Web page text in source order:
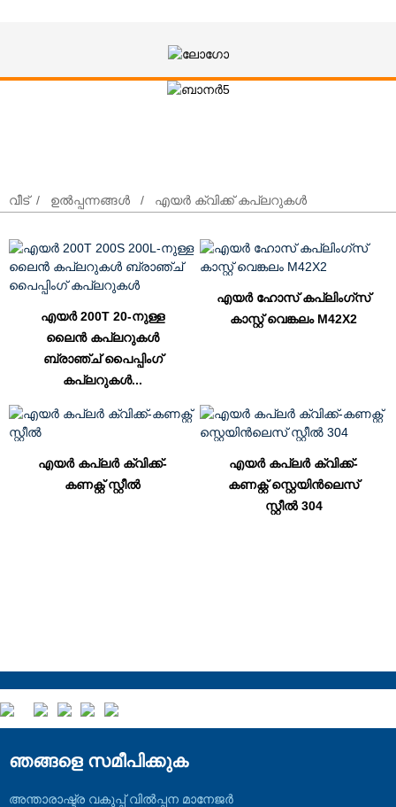
വീട് ഉൽപ്പന്നങ്ങൾ എയർ ക്വിക്ക് കപ്ലറുകൾ
എയർ 200T 20-നുള്ള
ലൈൻ കപ്ലറുകൾ
ബ്രാഞ്ച് പൈപ്പിംഗ്
കപ്ലറുകൾ...
എയർ ഹോസ് കപ്ലിംഗ്സ്
കാസ്റ്റ് വെങ്കലം M42X2
എയർ കപ്ലർ ക്വിക്ക്-
കണക്റ്റ് സ്റ്റീൽ
എയർ കപ്ലർ ക്വിക്ക്-
കണക്റ്റ് സ്റ്റെയിൻലെസ്
സ്റ്റീൽ 304
ഞങ്ങളെ സമീപിക്കുക
അന്താരാഷ്ട്ര വകുപ്പ് വിൽപ്പന മാനേജർ